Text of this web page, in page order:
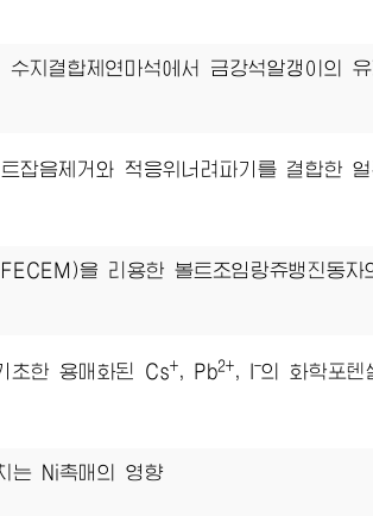
수지결합제연마석에서 금강석알갱이의
잡음제거와 적응위너려파기를 결합한 얼
을 리용한 볼트조임랑쥬뱅진동자
초한 용매화된 Cs+, Pb2+, I -의 화학포텐
는 Ni촉매의 영향